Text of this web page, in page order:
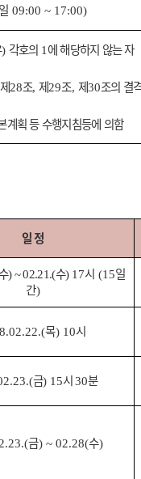
일 09:00 ~ 17:00)
) 각호의 1 에 해당하지 않는 자
28조,제29조, 제30조의 결
계획 등 수행지침등에 의함
일 정
) ~ 02.21.(수) 17시(15일
간)
목) 10시
금) 15시30분
금) ~ 02.28(수)